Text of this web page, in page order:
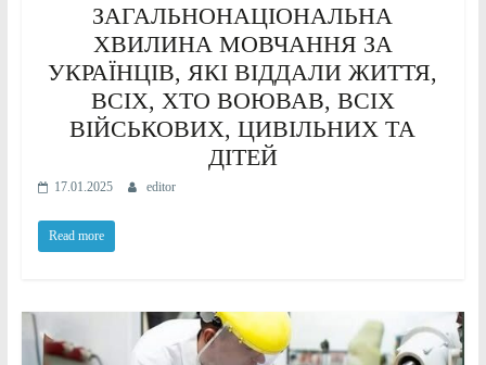
ЗАГАЛЬНОНАЦІОНАЛЬНА
ХВИЛИНА МОВЧАННЯ ЗА
УКРАЇНЦІВ, ЯКІ ВІДДАЛИ ЖИТТЯ,
ВСІХ, ХТО ВОЮВАВ, ВСІХ
ВІЙСЬКОВИХ, ЦИВІЛЬНИХ ТА
ДІТЕЙ
17.01.2025 editor
Read more